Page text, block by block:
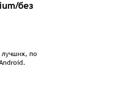
без
лучших, по